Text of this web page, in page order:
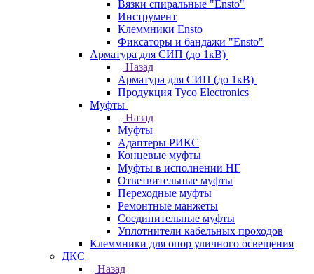
Вязки спиральные "Ensto"
Инструмент
Клеммники Ensto
Фиксаторы и бандажи "Ensto"
Арматура для СИП (до 1кВ)
Назад
Арматура для СИП (до 1кВ)
Продукция Tyco Electronics
Муфты
Назад
Муфты
Адаптеры РИКС
Концевые муфты
Муфты в исполнении НГ
Ответвительные муфты
Переходные муфты
Ремонтные манжеты
Соединительные муфты
Уплотнители кабельных проходов
Клеммники для опор уличного освещения
ДКС
Назад